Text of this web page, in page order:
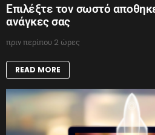
Επιλέξτε τον σωστό
ανάγκες σας
πριν περίπου 2 ώρες
READ MORE